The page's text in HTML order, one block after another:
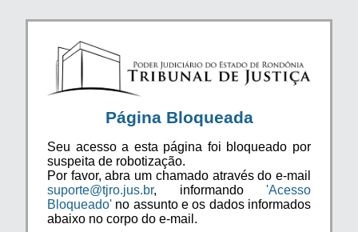
Página Bloqueada
Seu acesso a esta página foi bloqueado por
suspeita de robotização.
Por favor, abra um chamado através do e-mail
suporte@tjro.jus.br, informando 'Acesso
Bloqueado' no assunto e os dados informados
abaixo no corpo do e-mail.